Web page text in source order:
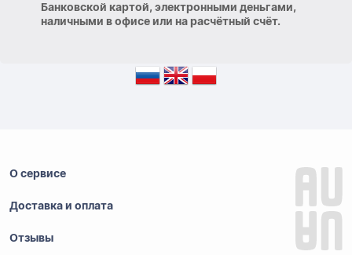
Банковской картой, электронными деньгами,
наличными в офисе или на расчётный счёт.
О сервисе
Доставка и оплата
Отзывы